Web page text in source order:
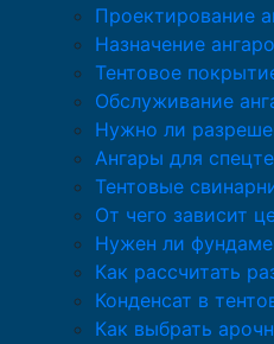
Проектирование
Назначение
Тентовое
Обслуживание
Нужно ли
Ангары для
Тентовые
От чего зависит
Нужен ли
Как рассчитать
Конденсат в
Как выбрать